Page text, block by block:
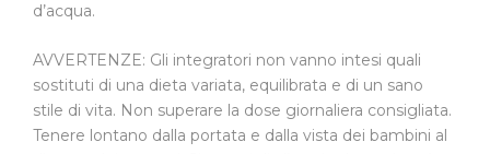
d’acqua.
AVVERTENZE: Gli integratori non vanno intesi quali
sostituti di una dieta variata, equilibrata e di un sano
stile di vita. Non superare la dose giornaliera consigliata.
Tenere lontano dalla portata e dalla vista dei bambini al